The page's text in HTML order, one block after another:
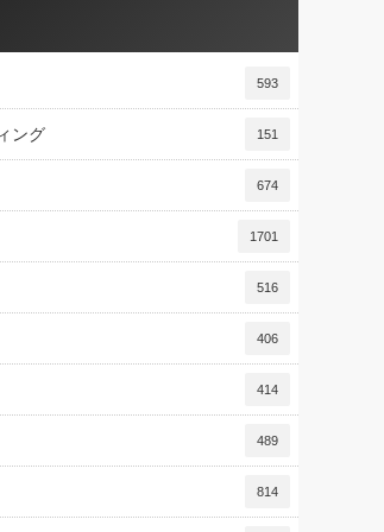
593
ング 151
674
1701
516
406
414
489
814